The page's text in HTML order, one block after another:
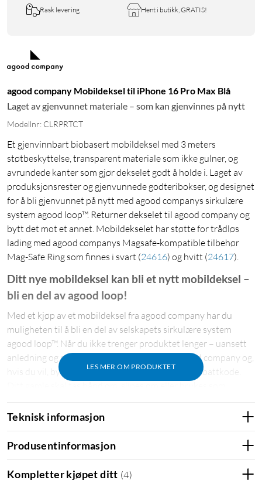
Rask levering Hent i butikk, GRATIS!
agood company Mobildeksel til iPhone 16 Pro Max Blå
Laget av gjenvunnet materiale – som kan gjenvinnes på nytt
Modellnr: CLRPRTCT
Et gjenvinnbart biobasert mobildeksel med 3 meters
støtbeskyttelse, transparent materiale som ikke gulner, og
avrundede kanter som gjør dekselet godt å holde i. Laget av
produksjonsrester og gjenvunnede godteribokser, og designet
for å bli gjenvunnet på nytt med agood companys sirkulære
system agood loop™. Returner dekselet til agood company og
bytt det mot et annet. Mobildekselet har støtte for trådløs
lading med agood companys Magsafe-kompatible tilbehør
Mag-Safe Ring som finnes i svart (24616) og hvitt (24617).
LES MER OM PRODUKTET
Ditt nye mobildeksel kan bli et nytt mobildeksel –
bli en del av agood loop!
Med et kjøp av et mobildeksel fra agood company har du
muligheten til å bli en del av selskapets sirkulære system
agood loop™. Når du ikke trenger produktet lenger – uansett
anledning og når – kan du returnere det til agood company og,
hvis du vil, bytte det mot et annet. Du får da en rabattkode.
materiale i et nytt deksel.
På agood companys hjemmeside finner du mer informasjon
om agood loop™ og hvordan du returnerer produktet ditt når
Teknisk informasjon
Produsentinformasjon
Kompletter kjøpet ditt (4)